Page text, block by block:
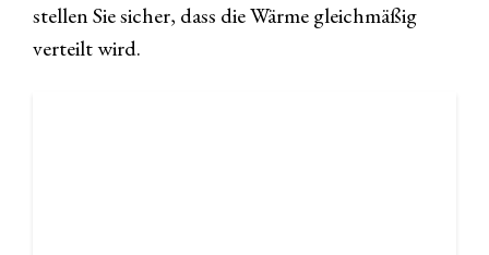
stellen Sie sicher, dass die Wärme gleichmäßig
verteilt wird.